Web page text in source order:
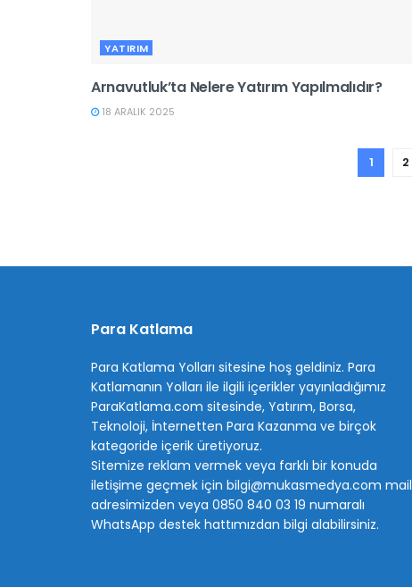
YATIRIM
Arnavutluk’ta Nelere Yatırım Yapılmalıdır?
18 ARALIK 2025
1 2
Para Katlama
Para Katlama Yolları sitesine hoş geldiniz. Para
Katlamanın Yolları ile ilgili içerikler yayınladığımız
ParaKatlama.com sitesinde, Yatırım, Borsa,
Teknoloji, İnternetten Para Kazanma ve birçok
kategoride içerik üretiyoruz.
Sitemize reklam vermek veya farklı bir konuda
iletişime geçmek için bilgi@mukasmedya.com mail
adresimizden veya 0850 840 03 19 numaralı
WhatsApp destek hattımızdan bilgi alabilirsiniz.